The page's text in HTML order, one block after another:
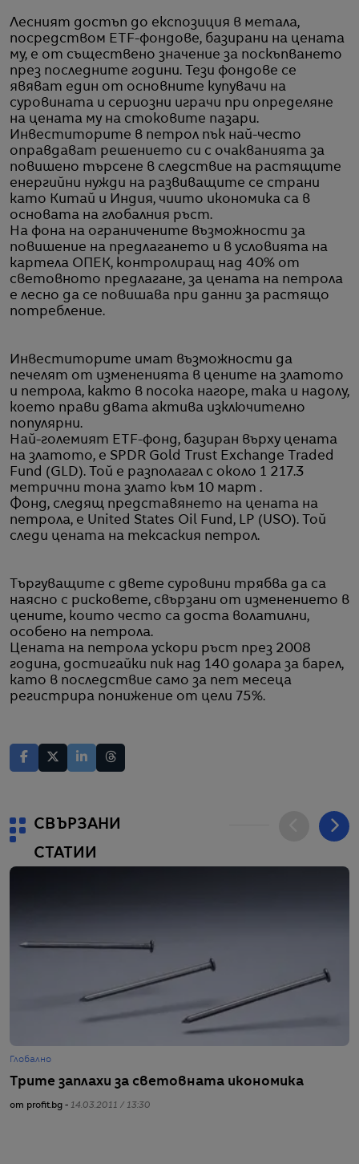
Лесният достъп до експозиция в метала,
посредством ETF-фондове, базирани на цената
му, е от съществено значение за поскъпването
през последните години. Тези фондове се
явяват един от основните купувачи на
суровината и сериозни играчи при определяне
на цената му на стоковите пазари.
Инвеститорите в петрол пък най-често
оправдават решението си с очакванията за
повишено търсене в следствие на растящите
енергийни нужди на развиващите се страни
като Китай и Индия, чиито икономика са в
основата на глобалния ръст.
На фона на ограничените възможности за
повишение на предлагането и в условията на
картела ОПЕК, контролиращ над 40% от
световното предлагане, за цената на петрола
е лесно да се повишава при данни за растящо
потребление.
Инвеститорите имат възможности да
печелят от измененията в цените на златото
и петрола, както в посока нагоре, така и надолу,
което прави двата актива изключително
популярни.
Най-големият ETF-фонд, базиран върху цената
на златото, е SPDR Gold Trust Exchange Traded
Fund (GLD). Той е разполагал с около 1 217.3
метрични тона злато към 10 март .
Фонд, следящ представянето на цената на
петрола, е United States Oil Fund, LP (USO). Той
следи цената на тексаския петрол.
Търгуващите с двете суровини трябва да са
наясно с рисковете, свързани от изменението в
цените, които често са доста волатилни,
особено на петрола.
Цената на петрола ускори ръст през 2008
година, достигайки пик над 140 долара за барел,
като в последствие само за пет месеца
регистрира понижение от цели 75%.
СВЪРЗАНИ
СТАТИИ
Глобално
Трите заплахи за световната икономика
от profit.bg - 14.03.2011 / 13:30